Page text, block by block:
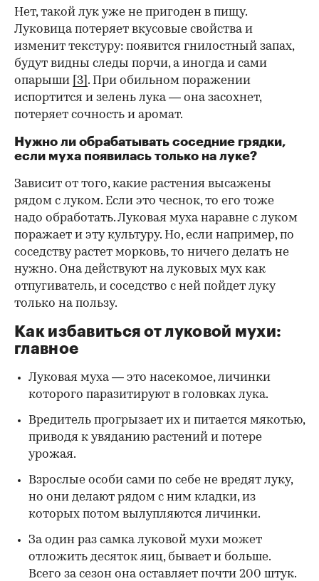
Нет, такой лук уже не пригоден в пищу.
Луковица потеряет вкусовые свойства и
изменит текстуру: появится гнилостный запах,
будут видны следы порчи, а иногда и сами
опарыши
[3] . При обильном поражении
испортится и зелень лука — она засохнет,
потеряет сочность и аромат.
Нужно ли обрабатывать соседние грядки,
если муха появилась только на луке?
Зависит от того, какие растения высажены
рядом с луком. Если это чеснок, то его тоже
надо обработать. Луковая муха наравне с луком
поражает и эту культуру. Но, если например, по
соседству растет морковь, то ничего делать не
нужно. Она действуют на луковых мух как
отпугиватель, и соседство с ней пойдет луку
только на пользу.
Как избавиться от луковой мухи:
главное
Луковая муха — это насекомое, личинки
которого паразитируют в головках лука.
Вредитель прогрызает их и питается мякотью,
приводя к увяданию растений и потере
урожая.
Взрослые особи сами по себе не вредят луку,
но они делают рядом с ним кладки, из
которых потом вылупляются личинки.
За один раз самка луковой мухи может
отложить десяток яиц, бывает и больше.
Всего за сезон она оставляет почти 200 штук.